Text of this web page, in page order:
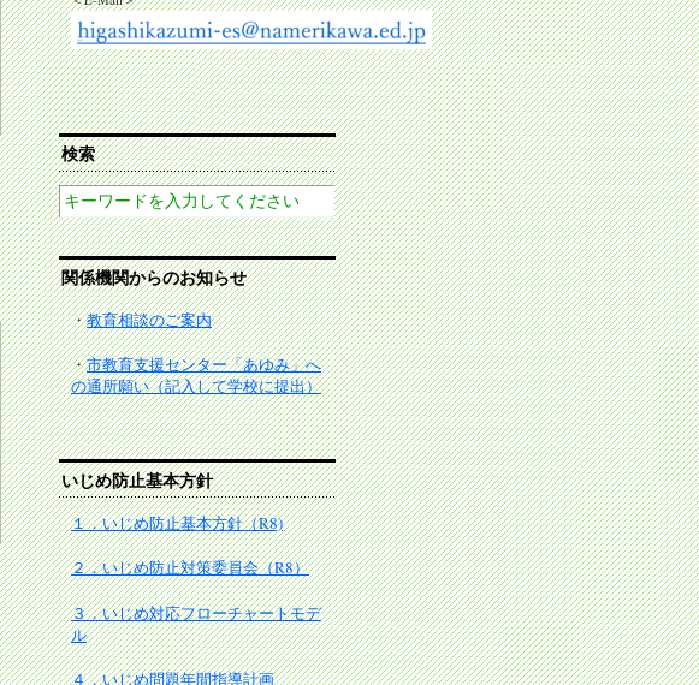
検索
関係機関からのお知らせ
・教育相談のご案内
・市教育支援センター「あゆみ」へ
の通所願い（記入して学校に提出）
いじめ防止基本方針
１．いじめ防止基本方針（R8)
２．いじめ防止対策委員会（R8）
３．いじめ対応フローチャートモデ
ル
４．いじめ問題年間指導計画